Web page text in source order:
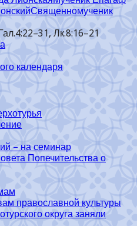
Священномученик
Лк.8:16–21
календаря
– на семинар
Попечительства о
православной культуры
округа заняли